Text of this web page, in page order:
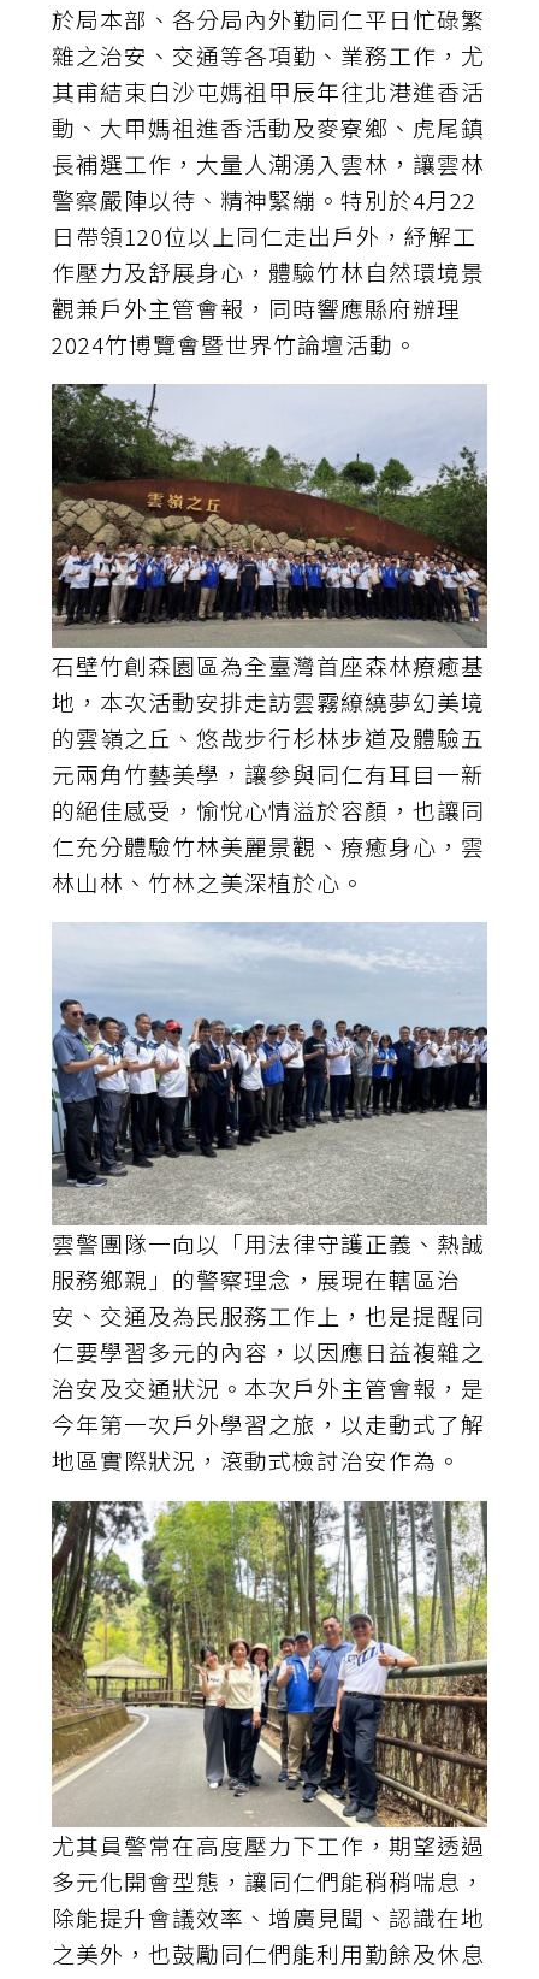
於局本部、各分局內外勤同仁平日忙碌繁
雜之治安、交通等各項勤、業務工作，尤
其甫結束白沙屯媽祖甲辰年往北港進香活
動、大甲媽祖進香活動及麥寮鄉、虎尾鎮
長補選工作，大量人潮湧入雲林，讓雲林
警察嚴陣以待、精神緊繃。特別於4月22
日帶領120位以上同仁走出戶外，紓解工
作壓力及舒展身心，體驗竹林自然環境景
觀兼戶外主管會報，同時響應縣府辦理
2024竹博覽會暨世界竹論壇活動。
石壁竹創森園區為全臺灣首座森林療癒基
地，本次活動安排走訪雲霧繚繞夢幻美境
的雲嶺之丘、悠哉步行杉林步道及體驗五
元兩角竹藝美學，讓參與同仁有耳目一新
的絕佳感受，愉悅心情溢於容顏，也讓同
仁充分體驗竹林美麗景觀、療癒身心，雲
林山林、竹林之美深植於心。
雲警團隊一向以「用法律守護正義、熱誠
服務鄉親」的警察理念，展現在轄區治
安、交通及為民服務工作上，也是提醒同
仁要學習多元的內容，以因應日益複雜之
治安及交通狀況。本次戶外主管會報，是
今年第一次戶外學習之旅，以走動式了解
地區實際狀況，滾動式檢討治安作為。
尤其員警常在高度壓力下工作，期望透過
多元化開會型態，讓同仁們能稍稍喘息，
除能提升會議效率、增廣見聞、認識在地
之美外，也鼓勵同仁們能利用勤餘及休息